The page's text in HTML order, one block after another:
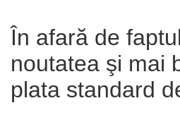
În afară de
noutatea şi mai
plata standard